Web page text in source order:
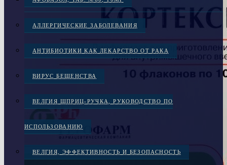
АЛЛЕРГИЧЕСКИЕ ЗАБОЛЕВАНИЯ
АНТИБИОТИКИ КАК ЛЕКАРСТВО ОТ РАКА
ВИРУС БЕШЕНСТВА
ВЕЛГИЯ ШПРИЦ-РУЧКА, РУКОВОДСТВО ПО
ИСПОЛЬЗОВАНИЮ
ВЕЛГИЯ, ЭФФЕКТИВНОСТЬ И БЕЗОПАСНОСТЬ